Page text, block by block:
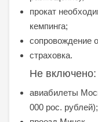
прокат
кемпинга;
сопровождение
страховка.
Не включено:
авиабилеты
000 рос. рублей);